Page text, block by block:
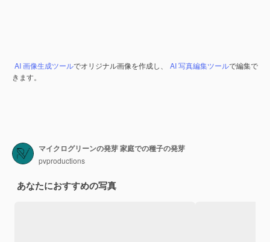
AI 画像生成ツールでオリジナル画像を作成し、 AI 写真編集ツールで編集で
きます。
マイクログリーンの発芽 家庭での種子の発芽
pvproductions
あなたにおすすめの写真